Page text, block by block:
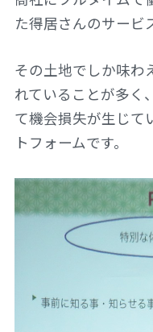
た得居さんのサービ
その土地でしか味わ
れていることが多く
て機会損失が生じて
トフォームです。